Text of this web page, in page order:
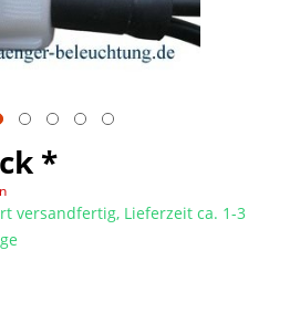
*
versandfertig, Lieferzeit ca. 1-3